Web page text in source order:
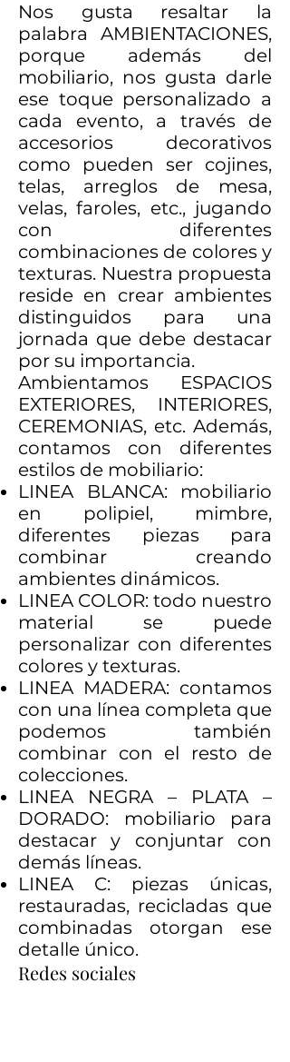
Nos gusta resaltar la
palabra AMBIENTACIONES,
porque además del
mobiliario, nos gusta darle
ese toque personalizado a
cada evento, a través de
accesorios decorativos
como pueden ser cojines,
telas, arreglos de mesa,
velas, faroles, etc., jugando
con diferentes
combinaciones de colores y
texturas. Nuestra propuesta
reside en crear ambientes
distinguidos para una
jornada que debe destacar
por su importancia.
Ambientamos ESPACIOS
EXTERIORES, INTERIORES,
CEREMONIAS, etc. Además,
contamos con diferentes
estilos de mobiliario:
LINEA BLANCA: mobiliario
en polipiel, mimbre,
diferentes piezas para
combinar creando
ambientes dinámicos.
LINEA COLOR: todo nuestro
material se puede
personalizar con diferentes
colores y texturas.
LINEA MADERA: contamos
con una línea completa que
podemos también
combinar con el resto de
colecciones.
LINEA NEGRA – PLATA –
DORADO: mobiliario para
destacar y conjuntar con
demás líneas.
LINEA C: piezas únicas,
restauradas, recicladas que
combinadas otorgan ese
detalle único.
Redes sociales